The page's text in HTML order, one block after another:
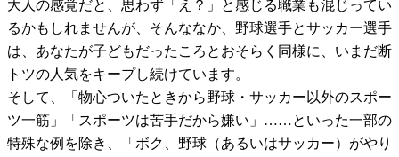
大人の感覚だと、思わず「え？」と感じる職業も混じってい
るかもしれませんが、そんななか、野球選手とサッカー選手
は、あなたが子どもだったころとおそらく同様に、いまだ断
トツの人気をキープし続けています。
そして、「物心ついたときから野球・サッカー以外のスポー
ツ一筋」「スポーツは苦手だから嫌い」……といった一部の
特殊な例を除き、「ボク、野球（あるいはサッカー）がやり